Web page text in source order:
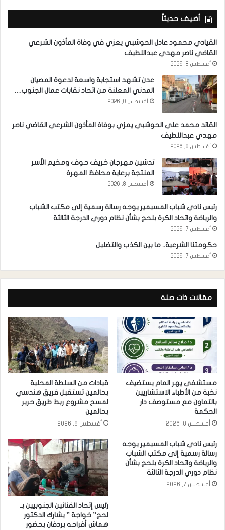
أضيف حديثاً
القيادي محمود عادل الحوشبي يعزي في وفاة المأذون الشرعي
القاضي ناصر مهدي عبداللطيف
أغسطس 8, 2026
عدن تشهد استجابة واسعة لدعوة العصيان
المدني المعلنة من اتحاد نقابات عمال الجنوب…
أغسطس 8, 2026
القائد محمد علي الحوشبي يعزي بوفاة المأذون الشرعي القاضي ناصر
مهدي عبداللطيف
أغسطس 8, 2026
تدشين مهرجان خريف حوف ومخيم الأسر
المنتجة برعاية محافظ المهرة
أغسطس 8, 2026
رئيس نادي شباب المسيمير يوجه رسالة رسمية إلى مكتب الشباب
والرياضة واتحاد الكرة بلحج بشأن نظام دوري الدرجة الثالثة
أغسطس 7, 2026
حكومتنا الشرعية.. ما بين الكذب والتضليل
أغسطس 7, 2026
مقالات ذات صلة
مستشفى يهر العام يستضيف
نخبة من الأطباء الاستشاريين
بالتعاون مع مستوصف دار
الحكمة
أغسطس 8, 2026
قيادات من السلطة المحلية
بحالمين تستقبل فريق هندسي
لمسح مشروع ربط طريق حرير
بحالمين
أغسطس 8, 2026
رئيس نادي شباب المسيمير يوجه
رسالة رسمية إلى مكتب الشباب
والرياضة واتحاد الكرة بلحج بشأن
نظام دوري الدرجة الثالثة
أغسطس 7, 2026
رئيس إتحاد الفنانين الجنوبيين بـ
لحج” خواجة ” يشارك الدكتور
هماش أفراحه بردفان بحضور